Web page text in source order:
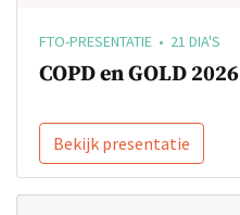
FTO-PRESENTATIE • 21 DIA'S
COPD en GOLD 2026
Bekijk presentatie